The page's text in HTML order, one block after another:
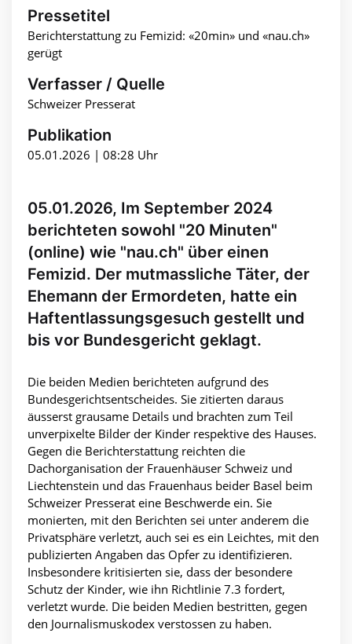
Pressetitel
Berichterstattung zu Femizid: «20min» und «nau.ch»
gerügt
Verfasser / Quelle
Schweizer Presserat
Publikation
05.01.2026 | 08:28 Uhr
05.01.2026, Im September 2024
berichteten sowohl "20 Minuten"
(online) wie "nau.ch" über einen
Femizid. Der mutmassliche Täter, der
Ehemann der Ermordeten, hatte ein
Haftentlassungsgesuch gestellt und
bis vor Bundesgericht geklagt.
Die beiden Medien berichteten aufgrund des
Bundesgerichtsentscheides. Sie zitierten daraus
äusserst grausame Details und brachten zum Teil
unverpixelte Bilder der Kinder respektive des Hauses.
Gegen die Berichterstattung reichten die
Dachorganisation der Frauenhäuser Schweiz und
Liechtenstein und das Frauenhaus beider Basel beim
Schweizer Presserat eine Beschwerde ein. Sie
monierten, mit den Berichten sei unter anderem die
Privatsphäre verletzt, auch sei es ein Leichtes, mit den
publizierten Angaben das Opfer zu identifizieren.
Insbesondere kritisierten sie, dass der besondere
Schutz der Kinder, wie ihn Richtlinie 7.3 fordert,
verletzt wurde. Die beiden Medien bestritten, gegen
den Journalismuskodex verstossen zu haben.